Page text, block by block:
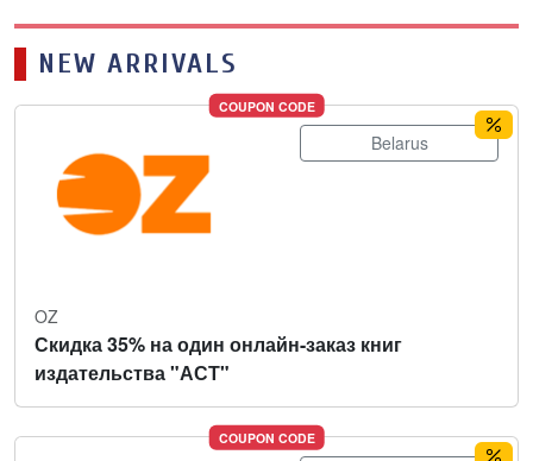
NEW ARRIVALS
COUPON CODE
Belarus
OZ
Скидка 35% на один онлайн-заказ книг
издательства "АСТ"
COUPON CODE